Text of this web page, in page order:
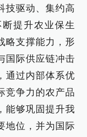
技驱动、集约高
提升农业保生
略支撑能力，形
国际供应链冲击
通过内部体系优
竞争力的农产品
能够巩固提升我
地位，并为国际